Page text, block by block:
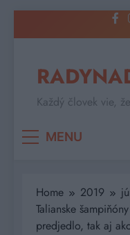
to
Každý človek vie,
MENU
Home 2019
Talianske
predjedlo, tak aj